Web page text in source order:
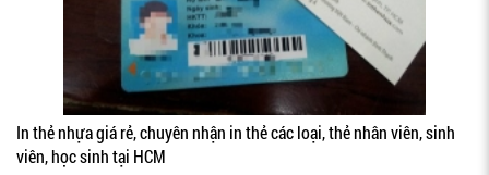
In thẻ nhựa giá rẻ, chuyên nhận in thẻ các loại, thẻ nhân viên, sinh
viên, học sinh tại HCM